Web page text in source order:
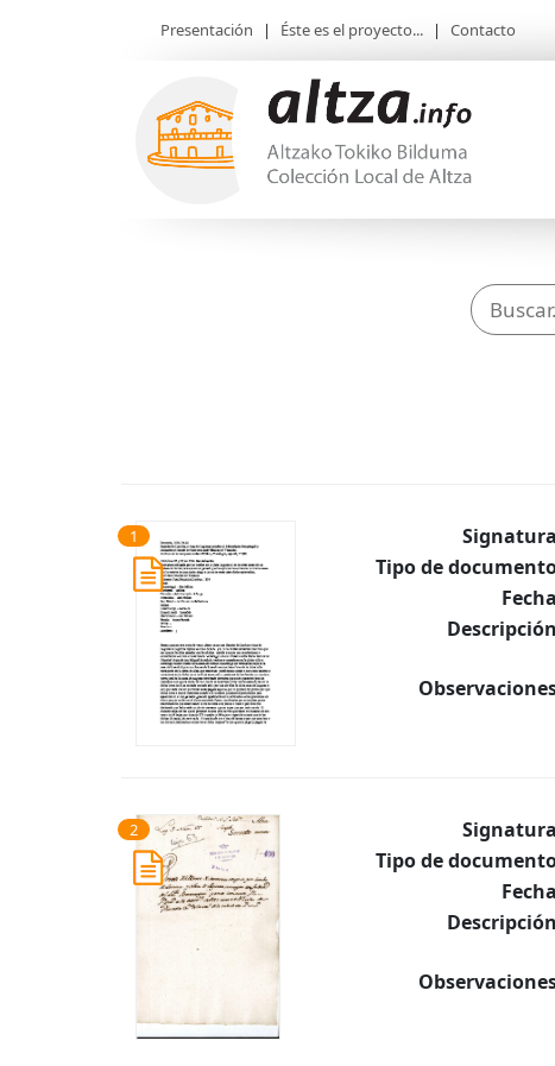
Presentación | Éste es el proyecto... | Contacto
1
Tipo de
2
Tipo de